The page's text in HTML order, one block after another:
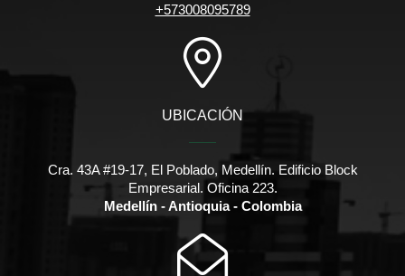
+573008095789
UBICACIÓN
Cra. 43A #19-17, El Poblado, Medellín. Edificio Block
Empresarial. Oficina 223.
Medellín - Antioquia - Colombia